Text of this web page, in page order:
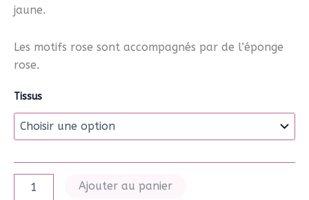
jaune.
Les motifs rose sont accompagnés par de l’éponge
rose.
Tissus
Ajouter au panier